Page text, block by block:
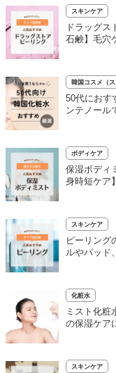
スキンケア
ドラッグス
石鹸】毛穴
韓国コスメ（ス
50代におす
ンテノール
ボディケア
保湿ボディ
身時短ケア
スキンケア
ピーリング
ルやパッド
化粧水
ミスト化粧
の保湿ケア
スキンケア